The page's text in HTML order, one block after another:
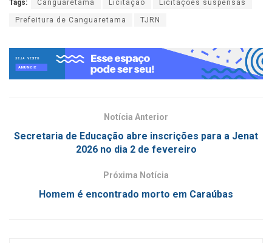
Tags: Canguaretama Licitação Licitações suspensas
Prefeitura de Canguaretama TJRN
Notícia Anterior
Secretaria de Educação abre inscrições para a Jenat
2026 no dia 2 de fevereiro
Próxima Notícia
Homem é encontrado morto em Caraúbas